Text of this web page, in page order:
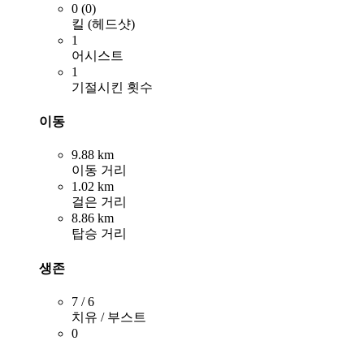
0 (0)
킬 (헤드샷)
1
어시스트
1
기절시킨 횟수
이동
9.88 km
이동 거리
1.02 km
걸은 거리
8.86 km
탑승 거리
생존
7 / 6
치유 / 부스트
0